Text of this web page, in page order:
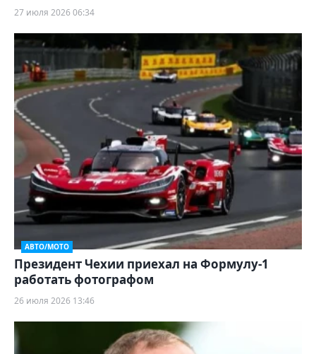
27 июля 2026 06:34
АВТО/МОТО
Президент Чехии приехал на Формулу-1
работать фотографом
26 июля 2026 13:46